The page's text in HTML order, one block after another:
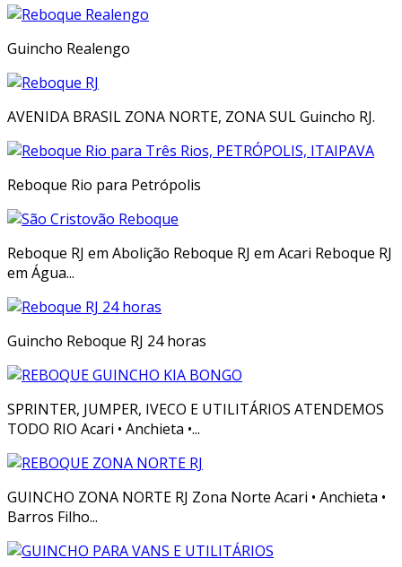
Guincho Realengo
AVENIDA BRASIL ZONA NORTE, ZONA SUL Guincho RJ.
Reboque Rio para Petrópolis
Reboque RJ em Abolição Reboque RJ em Acari Reboque RJ
em Água...
Guincho Reboque RJ 24 horas
SPRINTER, JUMPER, IVECO E UTILITÁRIOS ATENDEMOS
TODO RIO Acari • Anchieta •...
GUINCHO ZONA NORTE RJ Zona Norte Acari • Anchieta •
Barros Filho...